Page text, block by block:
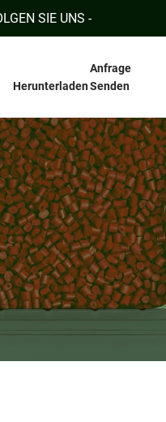
SIE UNS -
Herunterladen
Anfrage
Senden